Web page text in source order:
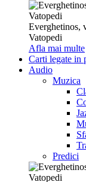
Everghetinos,
Vatopedi
Afla mai multe
Carti legate in
Audio
Muzica
Predici